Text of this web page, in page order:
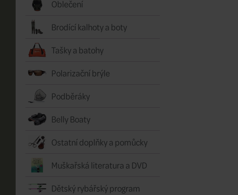
Oblečení
Brodící kalhoty a boty
Tašky a batohy
Polarizační brýle
Podběráky
Belly Boaty
Ostatní doplňky a pomůcky
Muškařská literatura a DVD
Dětský rybářský program